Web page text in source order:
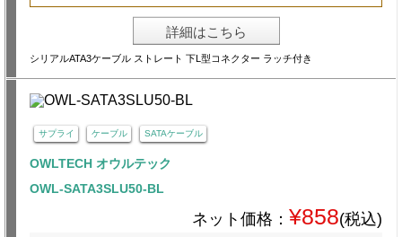
詳細はこちら
シリアルATA3ケーブル ストレート 下L型コネクター ラッチ付き
サプライ ケーブル SATAケーブル
OWLTECH オウルテック
OWL-SATA3SLU50-BL
ネット価格： ¥858(税込)